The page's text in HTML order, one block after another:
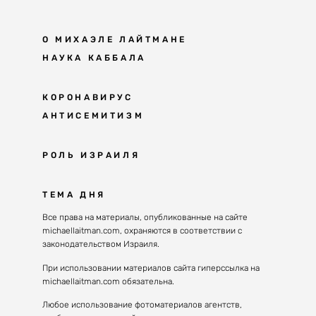
О МИХАЭЛЕ ЛАЙТМАНЕ
НАУКА КАББАЛА
Мудрость каббалы
Каббала сегодня
Великие каббалисты
Духовные состояния
Конгрессы каббалы
Каббалистическая музыка
Духовные состояния
КОРОНАВИРУС
АНТИСЕМИТИЗМ
Антисемитизм в современном мире
Решение
РОЛЬ ИЗРАИЛЯ
Почему евреи
Израиль сегодня
Избраны служить миру
ТЕМА ДНЯ
Все права на материалы, опубликованные на сайте
michaellaitman.com, охраняются в соответствии с
законодательством Израиля.
При использовании материалов сайта гиперссылка на
michaellaitman.com обязательна.
Любое использование фотоматериалов агентств,